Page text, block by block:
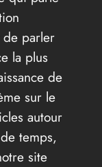
de parler
la plus
de
sur le
autour
temps,
site